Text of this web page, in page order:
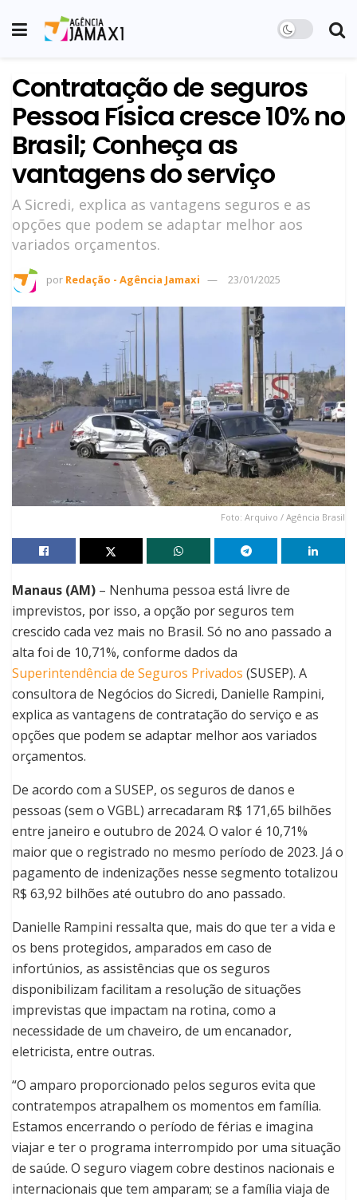
Contratação de seguros
Pessoa Física cresce 10% no
Brasil; Conheça as
vantagens do serviço
A Sicredi, explica as vantagens seguros e as
opções que podem se adaptar melhor aos
variados orçamentos.
por Redação - Agência Jamaxi 23/01/2025
Foto: Arquivo / Agência Brasil
Manaus (AM) – Nenhuma pessoa está livre de
imprevistos, por isso, a opção por seguros tem
crescido cada vez mais no Brasil. Só no ano passado a
alta foi de 10,71%, conforme dados da
Superintendência de Seguros Privados (SUSEP). A
consultora de Negócios do Sicredi, Danielle Rampini,
explica as vantagens de contratação do serviço e as
opções que podem se adaptar melhor aos variados
orçamentos.
De acordo com a SUSEP, os seguros de danos e
pessoas (sem o VGBL) arrecadaram R$ 171,65 bilhões
entre janeiro e outubro de 2024. O valor é 10,71%
maior que o registrado no mesmo período de 2023. Já o
pagamento de indenizações nesse segmento totalizou
R$ 63,92 bilhões até outubro do ano passado.
Danielle Rampini ressalta que, mais do que ter a vida e
os bens protegidos, amparados em caso de
infortúnios, as assistências que os seguros
disponibilizam facilitam a resolução de situações
imprevistas que impactam na rotina, como a
necessidade de um chaveiro, de um encanador,
eletricista, entre outras.
“O amparo proporcionado pelos seguros evita que
contratempos atrapalhem os momentos em família.
Estamos encerrando o período de férias e imagina
viajar e ter o programa interrompido por uma situação
de saúde. O seguro viagem cobre destinos nacionais e
internacionais que tem amparam; se a família viaja de